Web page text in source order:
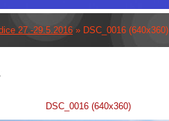
27.-29.5.2016 » DSC_0016 (640x360)
DSC_0016 (640x360)